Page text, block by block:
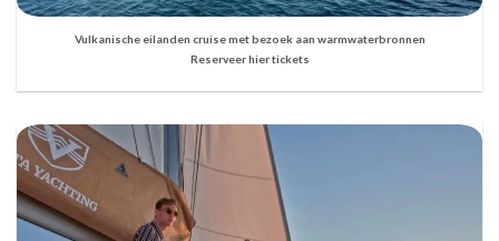
Vulkanische eilanden cruise met bezoek aan warmwaterbronnen
Reserveer hier tickets